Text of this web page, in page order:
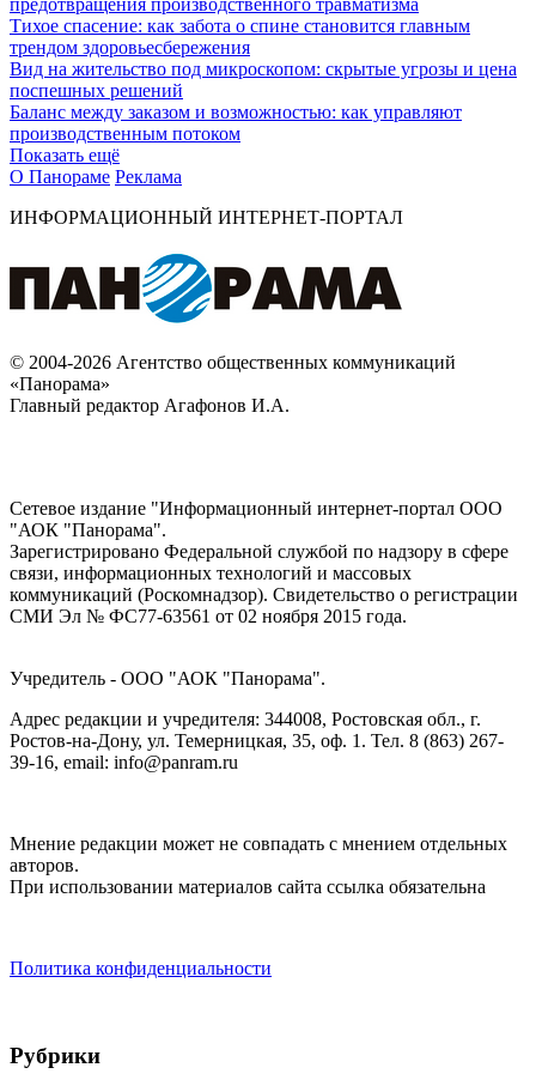
предотвращения производственного травматизма
Тихое спасение: как забота о спине становится главным
трендом здоровьесбережения
Вид на жительство под микроскопом: скрытые угрозы и цена
поспешных решений
Баланс между заказом и возможностью: как управляют
производственным потоком
Показать ещё
О Панораме Реклама
ИНФОРМАЦИОННЫЙ ИНТЕРНЕТ-ПОРТАЛ
© 2004-2026 Агентство общественных коммуникаций
«Панорама»
Главный редактор Агафонов И.А.
Сетевое издание "Информационный интернет-портал ООО
"АОК "Панорама".
Зарегистрировано Федеральной службой по надзору в сфере
связи, информационных технологий и массовых
коммуникаций (Роскомнадзор). Cвидетельство о регистрации
СМИ Эл № ФС77-63561 от 02 ноября 2015 года.
Учредитель - ООО "АОК "Панорама".
Адрес редакции и учредителя: 344008, Ростовская обл., г.
Ростов-на-Дону, ул. Темерницкая, 35, оф. 1. Тел. 8 (863) 267-
39-16, email: info@panram.ru
Мнение редакции может не совпадать с мнением отдельных
авторов.
При использовании материалов сайта ссылка обязательна
Политика конфиденциальности
Рубрики